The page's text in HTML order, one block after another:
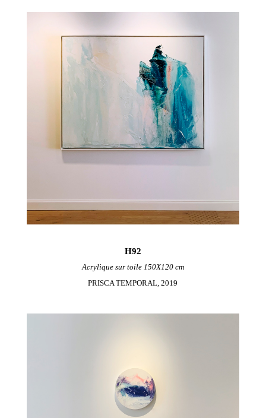
H92
Acrylique sur toile 150X120 cm
PRISCA TEMPORAL, 2019